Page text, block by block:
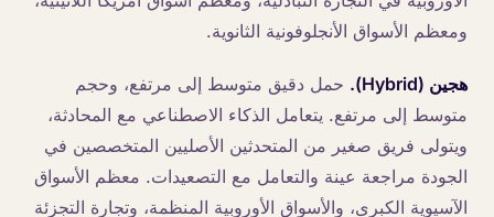
ومعظم الأسواق الأنجلوفونية الثانوية.
هجين (Hybrid).
حمل دقيق متوسط إلى مرتفع، وحجم
متوسط إلى مرتفع. يتعامل الذكاء الاصطناعي مع المحادثة،
ويتولى فريق صغير من المتحدثين الأصليين المتخصصين في
الجودة مراجعة عينة والتعامل مع التصعيدات. معظم الأسواق
الآسيوية الكبرى، والأسواق الأوروبية المنظمة، وتجارة التجزئة